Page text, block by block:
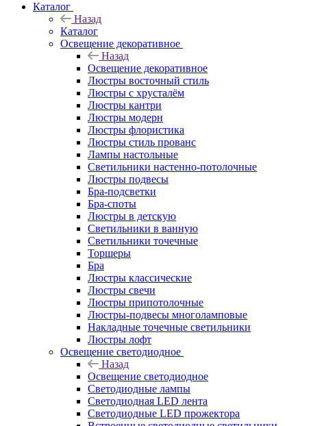
Каталог
Назад
Каталог
Освещение декоративное
Назад
Освещение декоративное
Люстры восточный стиль
Люстры с хрусталём
Люстры кантри
Люстры модерн
Люстры флористика
Люстры стиль прованс
Лампы настольные
Светильники настенно-потолочные
Люстры подвесы
Бра-подсветки
Бра-споты
Люстры в детскую
Светильники в ванную
Светильники точечные
Торшеры
Бра
Люстры классические
Люстры свечи
Люстры припотолочные
Люстры-подвесы многоламповые
Накладные точечные светильники
Люстры лофт
Освещение светодиодное
Назад
Освещение светодиодное
Светодиодные лампы
Светодиодная LED лента
Светодиодные LED прожектора